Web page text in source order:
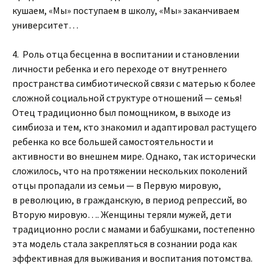
кушаем, «Мы» поступаем в школу, «Мы» заканчиваем
университет…
4. Роль отца бесценна в воспитании и становлении
личности ребенка и его переходе от внутреннего
пространства симбиотической связи с матерью к более
сложной социальной структуре отношений — семья!
Отец традиционно был помощником, в выходе из
симбиоза и тем, кто знакомил и адаптировал растущего
ребенка ко все большей самостоятельности и
активности во внешнем мире. Однако, так исторически
сложилось, что на протяжении нескольких поколений
отцы пропадали из семьи — в Первую мировую,
в революцию, в гражданскую, в период репрессий, во
Вторую мировую…. Женщины теряли мужей, дети
традиционно росли с мамами и бабушками, постепенно
эта модель стала закрепляться в сознании рода как
эффективная для выживания и воспитания потомства.